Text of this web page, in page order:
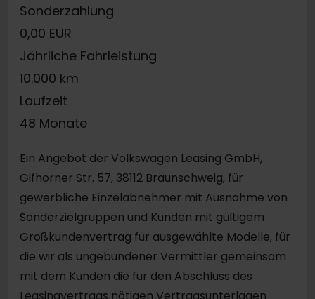
Sonderzahlung
0,00 EUR
Jährliche Fahrleistung
10.000 km
Laufzeit
48 Monate
Ein Angebot der Volkswagen Leasing GmbH,
Gifhorner Str. 57, 38112 Braunschweig, für
gewerbliche Einzelabnehmer mit Ausnahme von
Sonderzielgruppen und Kunden mit gültigem
Großkundenvertrag für ausgewählte Modelle, für
die wir als ungebundener Vermittler gemeinsam
mit dem Kunden die für den Abschluss des